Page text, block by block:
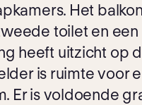
Het
toilet en
heeft uitzicht op
is ruimte voor
Er is voldoende